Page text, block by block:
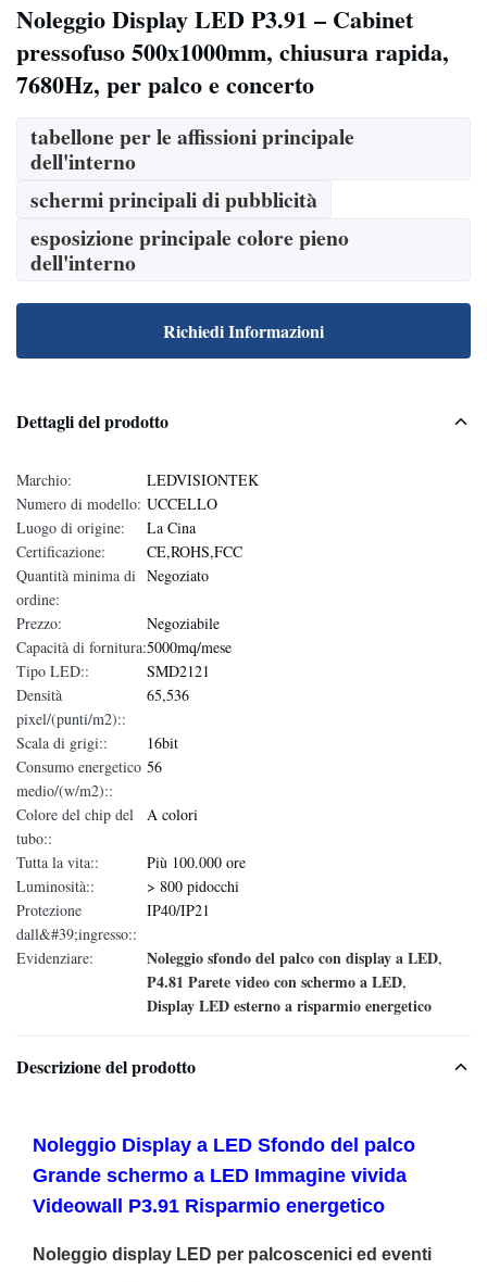
Noleggio Display LED P3.91 – Cabinet
pressofuso 500x1000mm, chiusura rapida,
7680Hz, per palco e concerto
tabellone per le affissioni principale
dell'interno
schermi principali di pubblicità
esposizione principale colore pieno
dell'interno
Richiedi Informazioni
Dettagli del prodotto
Marchio:
LEDVISIONTEK
Numero di modello: UCCELLO
Luogo di origine:
La Cina
Certificazione:
CE,ROHS,FCC
Quantità minima di
ordine:
Negoziato
Prezzo:
Negoziabile
Capacità di fornitura:5000mq/mese
Tipo LED::
SMD2121
Densità
pixel/(punti/m2)::
65,536
Scala di grigi::
16bit
Consumo energetico
medio/(w/m2)::
56
Colore del chip del
tubo::
A colori
Tutta la vita::
Più 100.000 ore
Luminosità::
> 800 pidocchi
Protezione
dall&#39;ingresso::
IP40/IP21
Evidenziare: Noleggio sfondo del palco con display a LED,
P4.81 Parete video con schermo a LED,
Display LED esterno a risparmio energetico
Descrizione del prodotto
Noleggio Display a LED Sfondo del palco
Grande schermo a LED Immagine vivida
Videowall P3.91 Risparmio energetico
Noleggio display LED per palcoscenici ed eventi